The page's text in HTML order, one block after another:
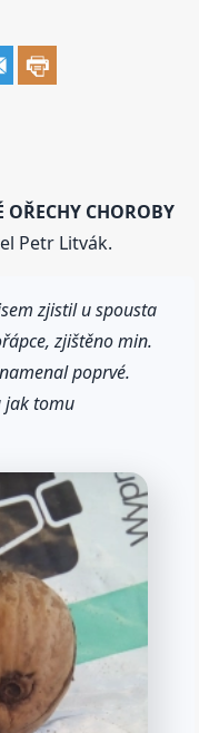
OŘECHY CHOROBY
Petr Litvák.
zjistil u spousta
zjištěno min.
poprvé.
jak tomu